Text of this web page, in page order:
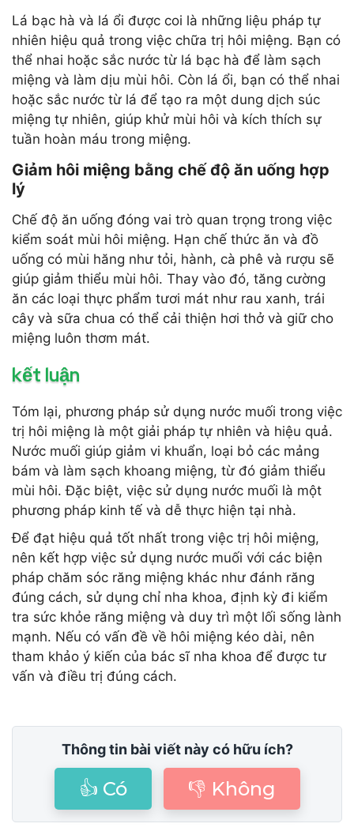
Lá bạc hà và lá ổi được coi là những liệu pháp tự
nhiên hiệu quả trong việc chữa trị hôi miệng. Bạn có
thể nhai hoặc sắc nước từ lá bạc hà để làm sạch
miệng và làm dịu mùi hôi. Còn lá ổi, bạn có thể nhai
hoặc sắc nước từ lá để tạo ra một dung dịch súc
miệng tự nhiên, giúp khử mùi hôi và kích thích sự
tuần hoàn máu trong miệng.
Giảm hôi miệng bằng chế độ ăn uống hợp
lý
Chế độ ăn uống đóng vai trò quan trọng trong việc
kiểm soát mùi hôi miệng. Hạn chế thức ăn và đồ
uống có mùi hăng như tỏi, hành, cà phê và rượu sẽ
giúp giảm thiểu mùi hôi. Thay vào đó, tăng cường
ăn các loại thực phẩm tươi mát như rau xanh, trái
cây và sữa chua có thể cải thiện hơi thở và giữ cho
miệng luôn thơm mát.
kết luận
Tóm lại, phương pháp sử dụng nước muối trong việc
trị hôi miệng là một giải pháp tự nhiên và hiệu quả.
Nước muối giúp giảm vi khuẩn, loại bỏ các mảng
bám và làm sạch khoang miệng, từ đó giảm thiểu
mùi hôi. Đặc biệt, việc sử dụng nước muối là một
phương pháp kinh tế và dễ thực hiện tại nhà.
Để đạt hiệu quả tốt nhất trong việc trị hôi miệng,
nên kết hợp việc sử dụng nước muối với các biện
pháp chăm sóc răng miệng khác như đánh răng
đúng cách, sử dụng chỉ nha khoa, định kỳ đi kiểm
tra sức khỏe răng miệng và duy trì một lối sống lành
mạnh. Nếu có vấn đề về hôi miệng kéo dài, nên
tham khảo ý kiến của bác sĩ nha khoa để được tư
vấn và điều trị đúng cách.
Thông tin bài viết này có hữu ích?
👍 Có 👎 Không